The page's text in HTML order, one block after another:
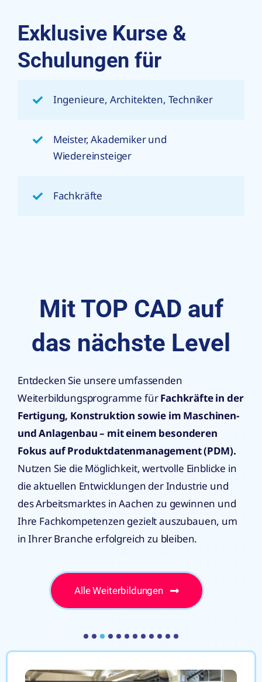
Exklusive Kurse &
Schulungen für
Ingenieure, Architekten, Techniker
Meister, Akademiker und
Wiedereinsteiger
Fachkräfte
Mit TOP CAD auf
das nächste Level
Entdecken Sie unsere umfassenden
Weiterbildungsprogramme fürFachkräfte in der
Fertigung, Konstruktion sowie im Maschinen-
und Anlagenbau – mit einem besonderen
Fokus auf Produktdatenmanagement (PDM).
Nutzen Sie die Möglichkeit, wertvolle Einblicke in
die aktuellen Entwicklungen der Industrie und
des Arbeitsmarktes in Aachen zu gewinnen und
Ihre Fachkompetenzen gezielt auszubauen, um
in Ihrer Branche erfolgreich zu bleiben.
Alle Weiterbildungen